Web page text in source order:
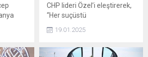
CHP lideri Özel’i eleştirerek,
“Her suçüstü
gün aslan kesiliyorlar. Fakat
kediye dönüyorlar. Özel’e
19.01.2025